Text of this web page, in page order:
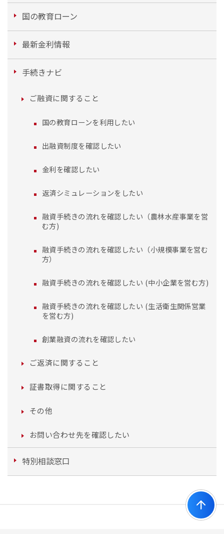
国の教育ローン
最新金利情報
手続きナビ
ご融資に関すること
国の教育ローンを利用したい
出融資制度を確認したい
金利を確認したい
返済シミュレーションをしたい
融資手続きの流れを確認したい（農林水産事業を営
む方)
融資手続きの流れを確認したい（小規模事業を営む
方）
融資手続きの流れを確認したい (中小企業を営む方)
融資手続きの流れを確認したい (生活衛生関係営業
を営む方)
創業融資の流れを確認したい
ご返済に関すること
証書取得に関すること
その他
お問い合わせ先を確認したい
特別相談窓口